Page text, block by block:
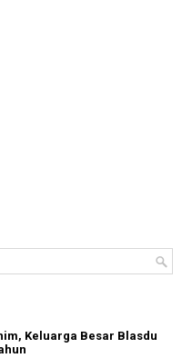
Keluarga Besar Blasdu